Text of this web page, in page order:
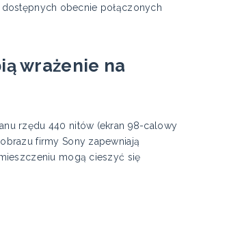
obecnie połączonych
wrażenie na
rzędu 440 nitów (ekran 98-calowy
firmy Sony zapewniają
mogą cieszyć się